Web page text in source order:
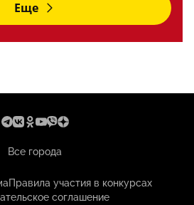
Еще
Все города
Правила участия в конкурсах
соглашение